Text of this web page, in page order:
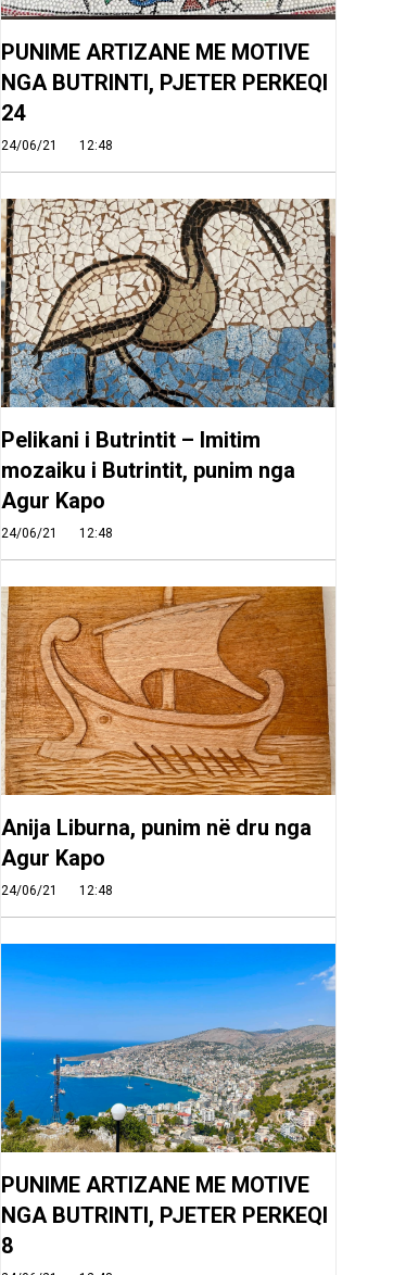
PUNIME ARTIZANE ME MOTIVE
NGA BUTRINTI, PJETER PERKEQI
24
24/06/21 12:48
Pelikani i Butrintit – Imitim
mozaiku i Butrintit, punim nga
Agur Kapo
24/06/21 12:48
Anija Liburna, punim në dru nga
Agur Kapo
24/06/21 12:48
PUNIME ARTIZANE ME MOTIVE
NGA BUTRINTI, PJETER PERKEQI
8